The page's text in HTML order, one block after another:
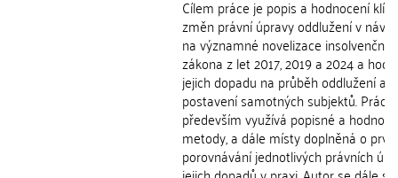
Cílem práce je popis a hodnocení
změn právní úpravy oddlužení v
na významné novelizace
zákona z let 2017, 2019 a 2024 a
jejich dopadu na průběh oddlužení a
postavení samotných subjektů. Práce
především využívá popisné a
metody, a dále místy doplněná o
porovnávání jednotlivých právních